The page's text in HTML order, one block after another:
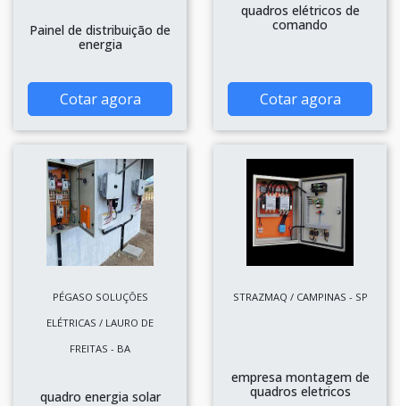
Painel de distribuição de
energia
Cotar agora
quadros elétricos de
comando
Cotar agora
PÉGASO SOLUÇÕES
ELÉTRICAS / LAURO DE
FREITAS - BA
quadro energia solar
STRAZMAQ / CAMPINAS - SP
empresa montagem de
quadros eletricos